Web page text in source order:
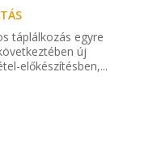
táplálkozás egyre
új
előkészítésben,...